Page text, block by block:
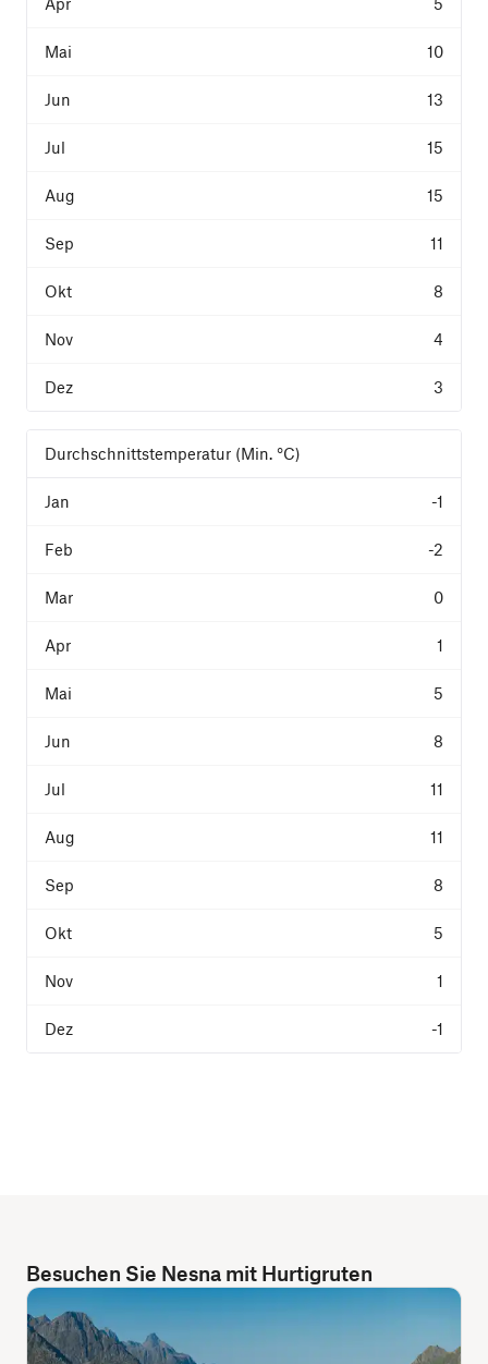
10
13
15
15
11
8
4
3
Durchschnittstemperatur (Min. °C)
-1
-2
0
1
5
8
11
11
8
5
1
-1
Besuchen Sie Nesna mit Hurtigruten